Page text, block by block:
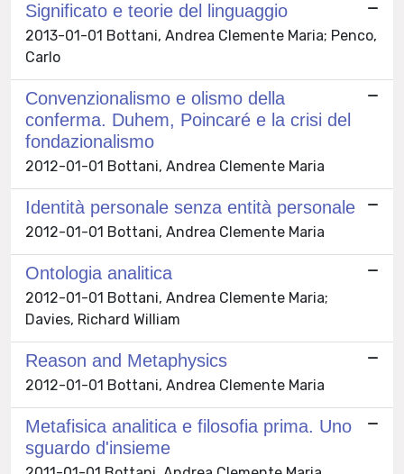
Significato e teorie del linguaggio
2013-01-01 Bottani, Andrea Clemente Maria; Penco,
Carlo
Convenzionalismo e olismo della
conferma. Duhem, Poincaré e la crisi del
fondazionalismo
2012-01-01 Bottani, Andrea Clemente Maria
Identità personale senza entità personale
2012-01-01 Bottani, Andrea Clemente Maria
Ontologia analitica
2012-01-01 Bottani, Andrea Clemente Maria;
Davies, Richard William
Reason and Metaphysics
2012-01-01 Bottani, Andrea Clemente Maria
Metafisica analitica e filosofia prima. Uno
sguardo d'insieme